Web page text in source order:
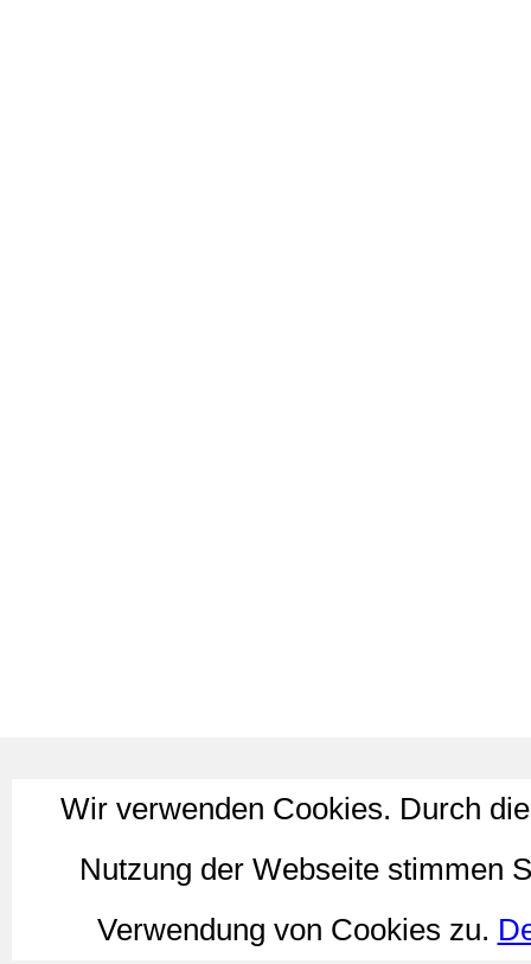
Wir verwenden Cookies. Durch
Nutzung der Webseite stimmen
Verwendung von Cookies zu.